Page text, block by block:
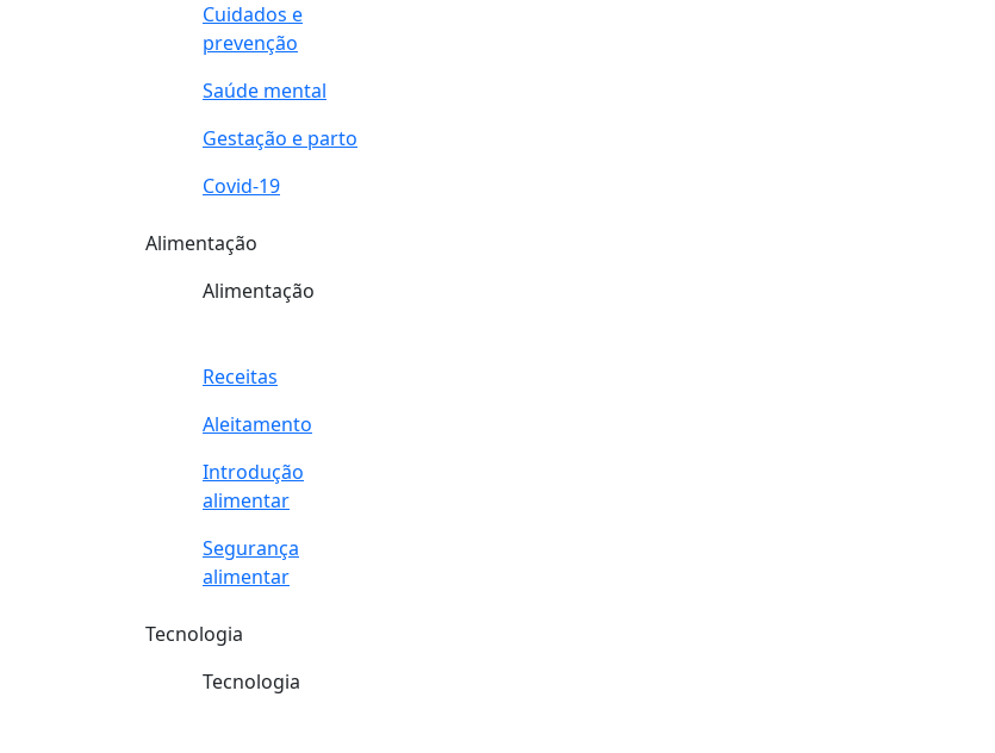
Cuidados e
prevenção
Saúde mental
Gestação e parto
Covid-19
Alimentação
Alimentação
Receitas
Aleitamento
Introdução
alimentar
Segurança
alimentar
Tecnologia
Tecnologia